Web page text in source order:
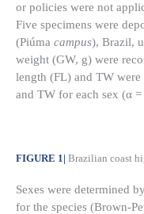
or policies were not
Five specimens were
(Piúma campus), Brazil,
weight (GW, g) were
length (FL) and TW were
and TW for each sex (α
FIGURE 1 | Brazilian coast
Sexes were determined
for the species (Brown-